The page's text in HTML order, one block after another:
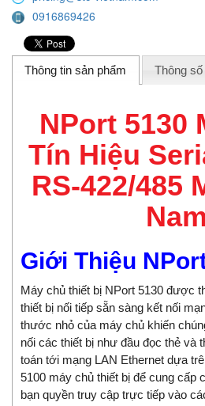
0916869426
Thông tin sản phẩm Thông
NPort 5130
Tín Hiệu
RS-422/485
Nam
Giới Thiệu
Máy chủ thiết bị NPort 5130 được
thiết bị nối tiếp sẵn sàng kết nối
thước nhỏ của máy chủ khiến
nối các thiết bị như đầu đọc thẻ và
toán tới mạng LAN Ethernet dựa
5100 máy chủ thiết bị để cung cấp
bạn quyền truy cập trực tiếp vào